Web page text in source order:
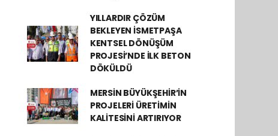
YILLARDIR ÇÖZÜM
BEKLEYEN İSMETPAŞA
KENTSEL DÖNÜŞÜM
PROJESİ’NDE İLK BETON
DÖKÜLDÜ
MERSİN BÜYÜKŞEHİR’İN
PROJELERİ ÜRETİMİN
KALİTESİNİ ARTIRIYOR